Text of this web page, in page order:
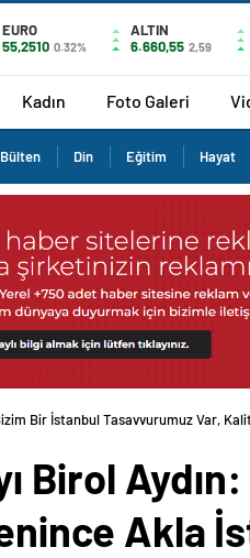
EURO
55,2510 0.32%
ALTIN
6.660,55 2,59
Kadın Foto Galeri
Bülten Din Eğitim Hayat
Bir İstanbul Tasavvurumuz Var,
Birol
Akla